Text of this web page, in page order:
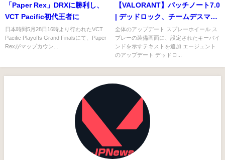
「Paper Rex」DRXに勝利し、
VCT Pacific初代王者に
日本時間5月28日16時より行われたVCT
Pacific Playoffs Grand Finalsにて、Paper
Rexがマップカウン...
【VALORANT】パッチノート7.0
| デッドロック、チームデスマッ
チが追加、プログレッションシ
ステムがアップデート
全体のアップデート スプレーホイール ス
プレーの装備画面に、設定されたキーバイ
ンドを示すテキストを追加 エージェント
のアップデート デッドロ...